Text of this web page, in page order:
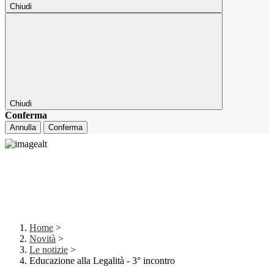
Chiudi
Chiudi
Conferma
Annulla Conferma
Home >
Novità >
Le notizie >
Educazione alla Legalità - 3° incontro